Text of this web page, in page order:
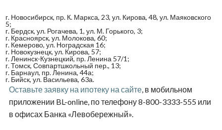
г. Новосибирск, пр. К. Маркса, 23, ул. Кирова, 48, ул. Маяковского
5;
г. Бердск, ул. Рогачева, 1, ул. М. Горького, 3;
г. Красноярск, ул. Молокова, 60;
г. Кемерово, ул. Ноградская 16;
г. Новокузнецк, ул. Кирова, 57;
г. Ленинск-Кузнецкий, пр. Ленина 57/1;
г. Томск, Совпартшкольный пер., 13;
г. Барнаул, пр. Ленина, 44а;
г. Бийск, ул. Васильева, 63а.
Оставьте заявку на ипотеку на сайте, в мобильном
приложении BL-online, по телефону 8-800-3333-555 или
в офисах Банка «Левобережный».